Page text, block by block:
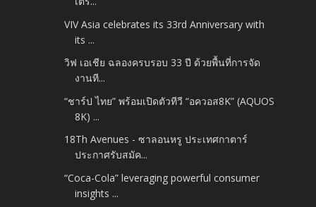
VIV Asia celebrates its 33rd Anniversary with
its ...
วิฟ เอเชีย ฉลองครบรอบ 33 ปี ด้วยพื้นที่การจัด
งานที...
“ชาร์ป ไทย” พร้อมเปิดตัวทีวี “อควอส8K” (AQUOS
8K) ...
18Th Avenues - ซาลอนหรู ประเทศกาตาร์
ประกาศรับสมัค...
“Coca-Cola” leveraging powerful consumer
insights ...